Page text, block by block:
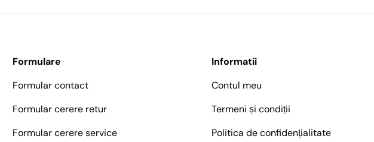
Formulare
Formular contact
Formular cerere retur
Formular cerere service
Informatii
Contul meu
Termeni și condiții
Politica de confidențialitate